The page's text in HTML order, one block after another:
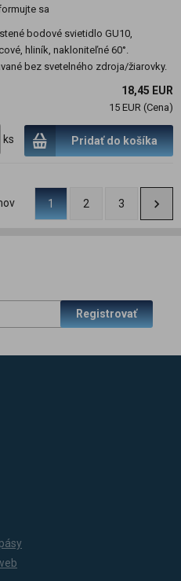
sa
bodové svietidlo GU10,
hliník, nakloniteľné 60°.
bez svetelného zdroja/žiarovky.
18,45 EUR
15 EUR (Cena)
ks Pridať do košíka
1 2 3
Registrovať